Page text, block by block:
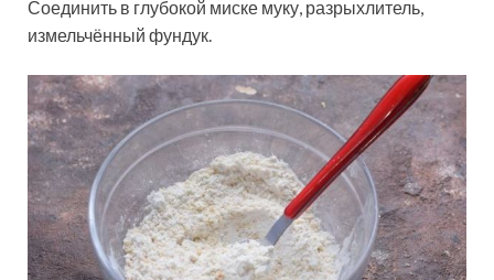
Соединить в глубокой миске муку, разрыхлитель,
измельчённый фундук.